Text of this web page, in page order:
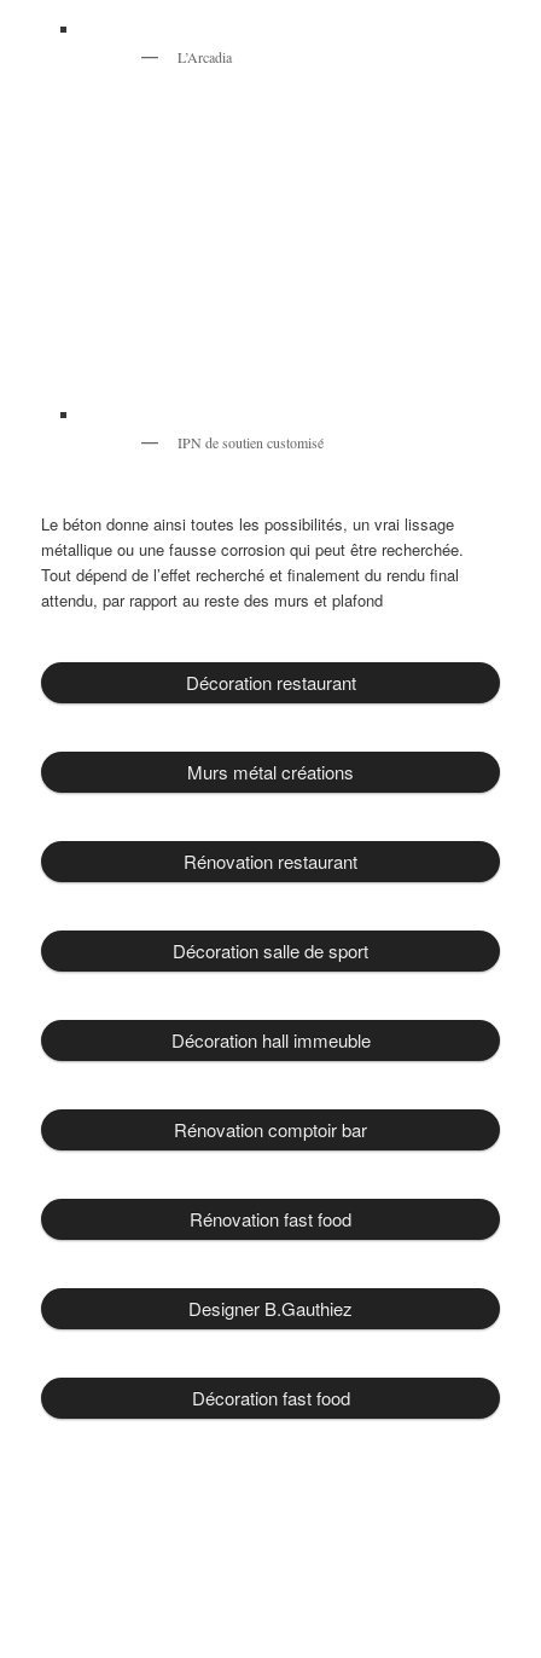
L’Arcadia
IPN de soutien customisé
Le béton donne ainsi toutes les possibilités, un vrai lissage
métallique ou une fausse corrosion qui peut être recherchée.
Tout dépend de l’effet recherché et finalement du rendu final
attendu, par rapport au reste des murs et plafond
Décoration restaurant
Murs métal créations
Rénovation restaurant
Décoration salle de sport
Décoration hall immeuble
Rénovation comptoir bar
Rénovation fast food
Designer B.Gauthiez
Décoration fast food